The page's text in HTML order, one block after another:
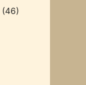
(46)